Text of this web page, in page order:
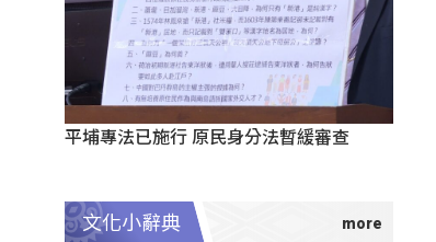
平埔專法已施行 原民身分法暫緩審查
文化小辭典